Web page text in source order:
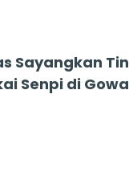
Sayangkan
Senpi di Gowa